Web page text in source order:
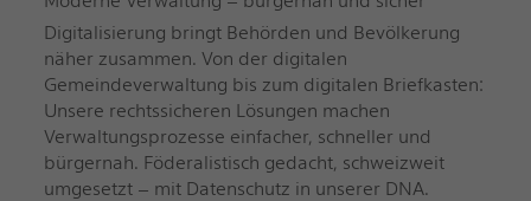
Digitalisierung bringt Behörden und Bevölkerung
näher zusammen. Von der digitalen
Gemeindeverwaltung bis zum digitalen Briefkasten:
Unsere rechtssicheren Lösungen machen
Verwaltungsprozesse einfacher, schneller und
bürgernah. Föderalistisch gedacht, schweizweit
umgesetzt – mit Datenschutz in unserer DNA.